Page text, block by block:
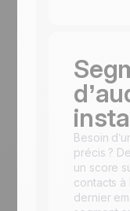
Besoin
précis ?
un score
contacts à
dernier